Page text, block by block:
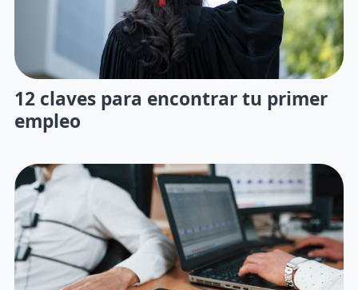
12 claves para encontrar tu primer
empleo